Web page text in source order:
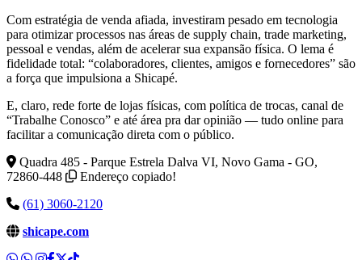
Com estratégia de venda afiada, investiram pesado em tecnologia
para otimizar processos nas áreas de supply chain, trade marketing,
pessoal e vendas, além de acelerar sua expansão física. O lema é
fidelidade total: “colaboradores, clientes, amigos e fornecedores” são
a força que impulsiona a Shicapé.
E, claro, rede forte de lojas físicas, com política de trocas, canal de
“Trabalhe Conosco” e até área pra dar opinião — tudo online para
facilitar a comunicação direta com o público.
Quadra 485 - Parque Estrela Dalva VI, Novo Gama - GO,
72860-448
Endereço copiado!
(61) 3060-2120
shicape.com